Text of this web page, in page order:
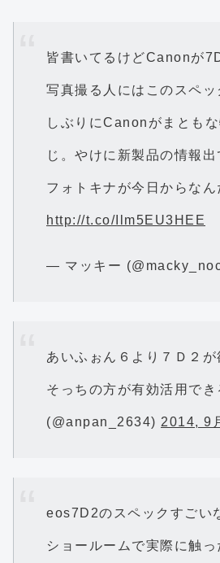
皆書いてるけどCanonが
写真撮る人にはこのスペッ
しぶりにCanonがまとも
じ。やけに新製品の情報
フォトキナが今日からなん
http://t.co/Ilm5EU3HEE
— マッキー
あいふぉん６より７Ｄ２
そっちの方が有効活用で
(@anpan_2634) 2014, 9
eos7D2のスペックすごい
ショールームで実際に触っ